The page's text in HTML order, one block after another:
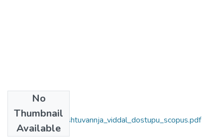
No
Thumbnail
Available
instrukcija_z_nalashtuvannja_viddal_dostupu_scopus.pdf
(861.4 KB)